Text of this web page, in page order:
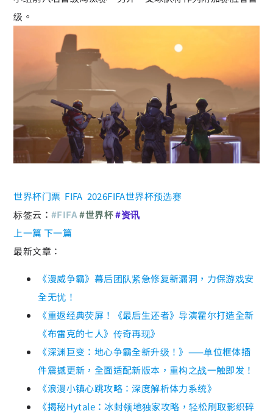
级。
世界杯门票 FIFA 2026FIFA世界杯预选赛
标签云： #FIFA#世界杯#资讯
上一篇下一篇
最新文章：
《漫威争霸》幕后团队紧急修复新漏洞，力保游戏安
全无忧！
《重返经典荧屏！《最后生还者》导演霍尔打造全新
《布雷克的七人》传奇再现》
《深渊巨变：地心争霸全新升级！》——单位框体插
件震撼更新，全面适配新版本，重构之战一触即发！
《浪漫小镇心跳攻略：深度解析体力系统》
《揭秘Hytale：冰封领地独家攻略，轻松刷取影织碎